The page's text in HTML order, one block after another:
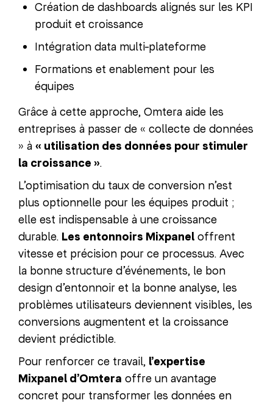
Création de dashboards alignés sur les KPI
produit et croissance
Intégration data multi-plateforme
Formations et enablement pour les
équipes
Grâce à cette approche, Omtera aide les
entreprises à passer de « collecte de données
» à « utilisation des données pour stimuler
la croissance ».
L’optimisation du taux de conversion n’est
plus optionnelle pour les équipes produit ;
elle est indispensable à une croissance
durable. Les entonnoirs Mixpanel offrent
vitesse et précision pour ce processus. Avec
la bonne structure d’événements, le bon
design d’entonnoir et la bonne analyse, les
problèmes utilisateurs deviennent visibles, les
conversions augmentent et la croissance
devient prédictible.
Pour renforcer ce travail, l’expertise
Mixpanel d’Omtera offre un avantage
concret pour transformer les données en